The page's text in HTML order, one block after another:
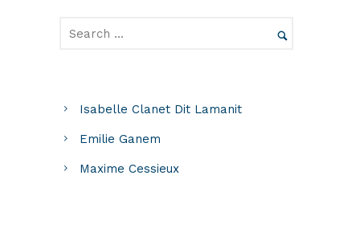
Isabelle Clanet Dit Lamanit
Emilie Ganem
Maxime Cessieux